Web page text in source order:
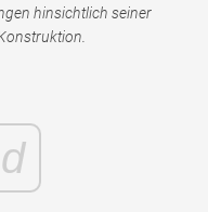
hinsichtlich seiner